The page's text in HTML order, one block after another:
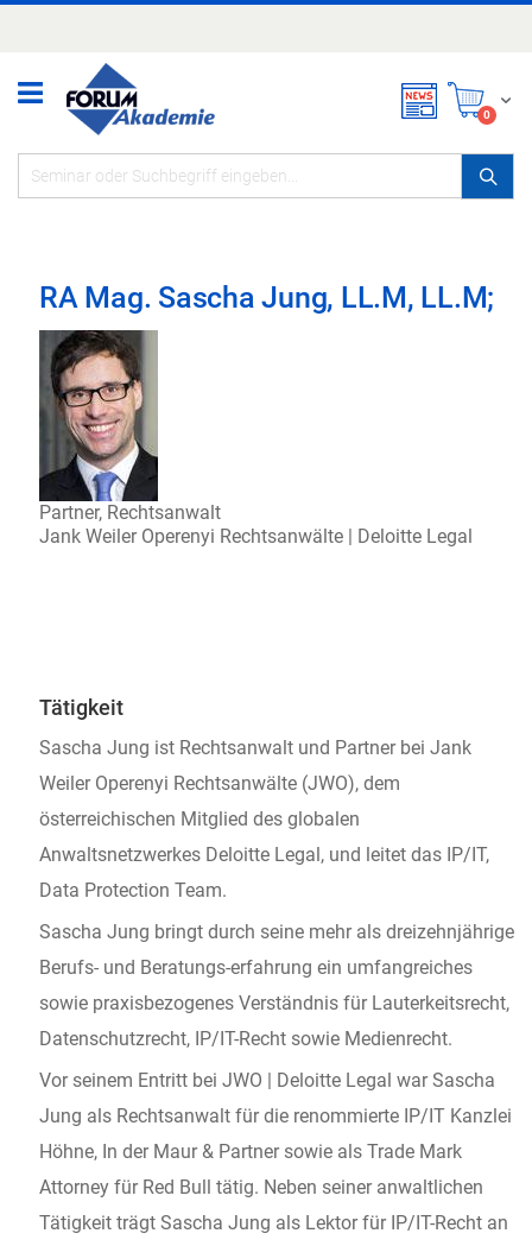
0items
RA Mag. Sascha Jung, LL.M, LL.M;
Partner, Rechtsanwalt
Jank Weiler Operenyi Rechtsanwälte | Deloitte Legal
Tätigkeit
Sascha Jung ist Rechtsanwalt und Partner bei Jank
Weiler Operenyi Rechtsanwälte (JWO), dem
österreichischen Mitglied des globalen
Anwaltsnetzwerkes Deloitte Legal, und leitet das IP/IT,
Data Protection Team.
Sascha Jung bringt durch seine mehr als dreizehnjährige
Berufs- und Beratungs-erfahrung ein umfangreiches
sowie praxisbezogenes Verständnis für Lauterkeitsrecht,
Datenschutzrecht, IP/IT-Recht sowie Medienrecht.
Vor seinem Entritt bei JWO | Deloitte Legal war Sascha
Jung als Rechtsanwalt für die renommierte IP/IT Kanzlei
Höhne, In der Maur & Partner sowie als Trade Mark
Attorney für Red Bull tätig. Neben seiner anwaltlichen
Tätigkeit trägt Sascha Jung als Lektor für IP/IT-Recht an